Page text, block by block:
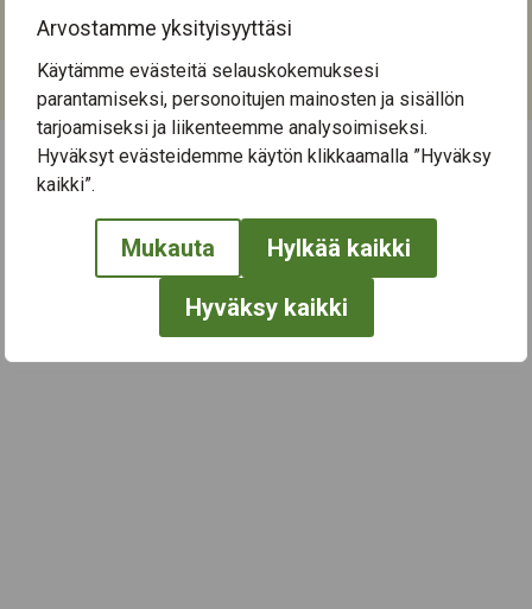
Arvostamme yksityisyyttäsi
Käytämme evästeitä selauskokemuksesi
parantamiseksi, personoitujen mainosten ja sisällön
tarjoamiseksi ja liikenteemme analysoimiseksi.
Hyväksyt evästeidemme käytön klikkaamalla ”Hyväksy
kaikki”.
Mukauta Hylkää kaikki
Hyväksy kaikki
Kategoriat:
Musiikki